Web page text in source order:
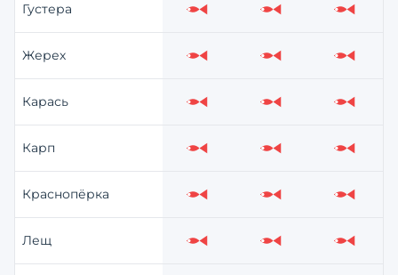
Густера Слабо Слабо Слабо
Жерех Слабо Слабо Слабо
Карась Слабо Слабо Слабо
Карп Слабо Слабо Слабо
Краснопёрка Слабо Слабо Слабо
Лещ Слабо Слабо Слабо